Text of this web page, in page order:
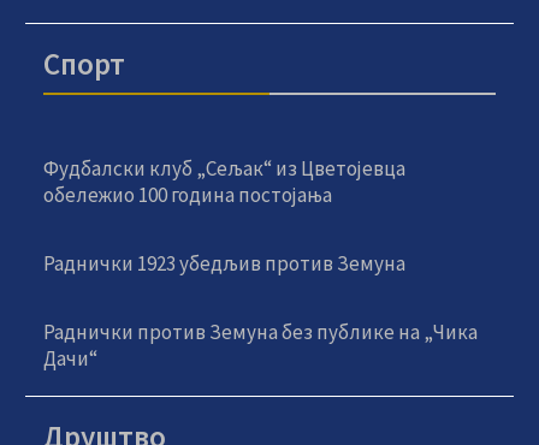
Спорт
Фудбалски клуб „Сељак“ из Цветојевца
обележио 100 година постојања
Раднички 1923 убедљив против Земуна
Раднички против Земуна без публике на „Чика
Дачи“
Друштво